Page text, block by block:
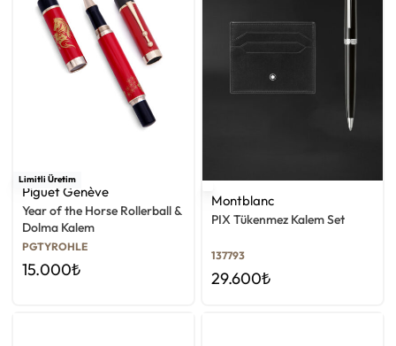
Limitli Üretim
Piguet Genève
Year of the Horse Rollerball &
Dolma Kalem
PGTYROHLE
15.000₺
Montblanc
PIX Tükenmez Kalem Set
137793
29.600₺